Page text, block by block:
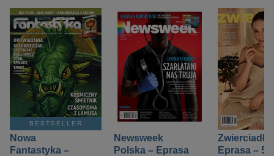
BESTSELLER
Nowa
Fantastyka –
Newsweek
Polska – Eprasa
Zwierciadło
Eprasa – 5/